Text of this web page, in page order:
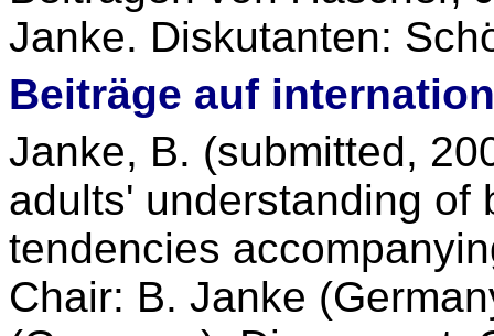
Janke. Diskutanten:
Beiträge auf
Janke, B. (submitted,
adults' understanding of
tendencies
Chair: B. Janke